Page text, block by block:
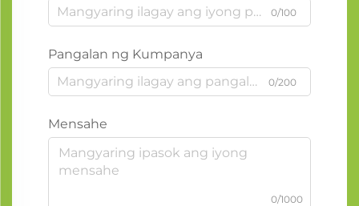
0/100
Pangalan ng Kumpanya
0/200
Mensahe
0/1000